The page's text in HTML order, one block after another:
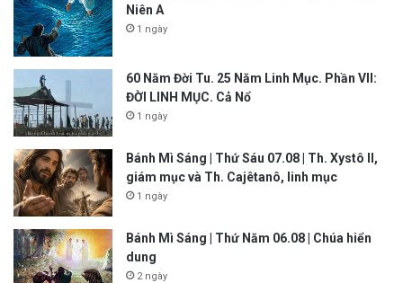
Niên A
1 ngày
60 Năm Đời Tu. 25 Năm Linh Mục. Phần VII:
ĐỜI LINH MỤC. Cả Nổ
1 ngày
Bánh Mì Sáng | Thứ Sáu 07.08 | Th. Xystô II,
giám mục và Th. Cajêtanô, linh mục
1 ngày
Bánh Mì Sáng | Thứ Năm 06.08 | Chúa hiển
dung
2 ngày